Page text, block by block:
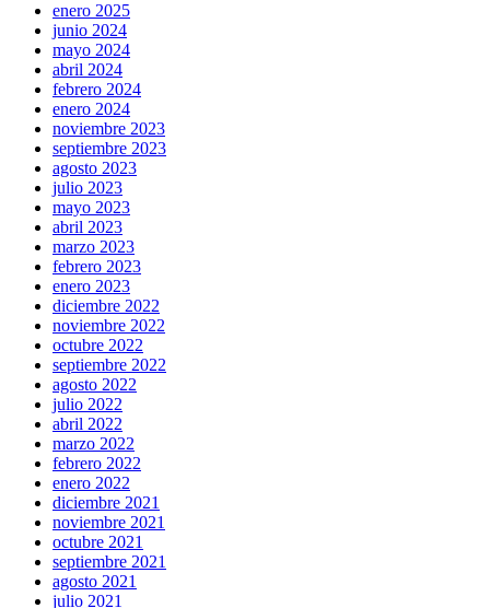
enero 2025
junio 2024
mayo 2024
abril 2024
febrero 2024
enero 2024
noviembre 2023
septiembre 2023
agosto 2023
julio 2023
mayo 2023
abril 2023
marzo 2023
febrero 2023
enero 2023
diciembre 2022
noviembre 2022
octubre 2022
septiembre 2022
agosto 2022
julio 2022
abril 2022
marzo 2022
febrero 2022
enero 2022
diciembre 2021
noviembre 2021
octubre 2021
septiembre 2021
agosto 2021
julio 2021